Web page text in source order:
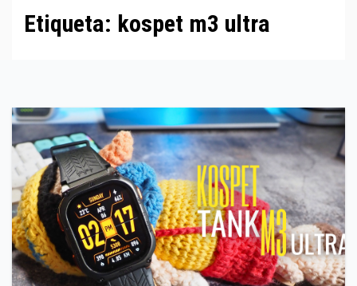
Etiqueta: kospet m3 ultra